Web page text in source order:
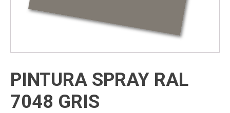
PINTURA SPRAY RAL
7048 GRIS